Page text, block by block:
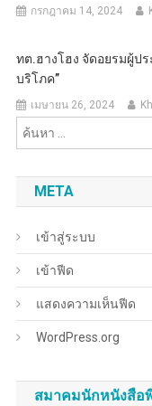
กรกฎาคม 14, 2024
ทต.ฮางโฮง จัดอยรมผู้ป
บริโภค”
เมษายน 26, 2024
META
เข้าสู่ระบบ
เข้าฟีด
แสดงความเห็นฟีด
WordPress.org
สมาคมนักหนังสือ